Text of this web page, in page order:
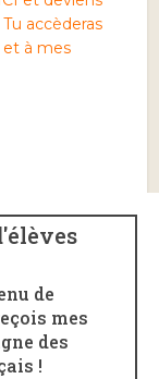
accèderas
à mes
de
mes
des
!